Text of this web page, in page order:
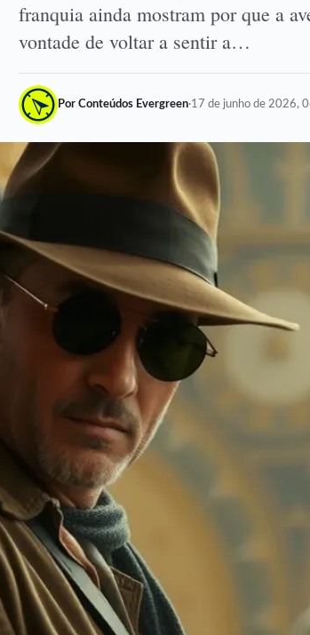
franquia ainda mostram por que a
vontade de voltar a sentir a…
Por Conteúdos Evergreen·17 de junho de 2026,